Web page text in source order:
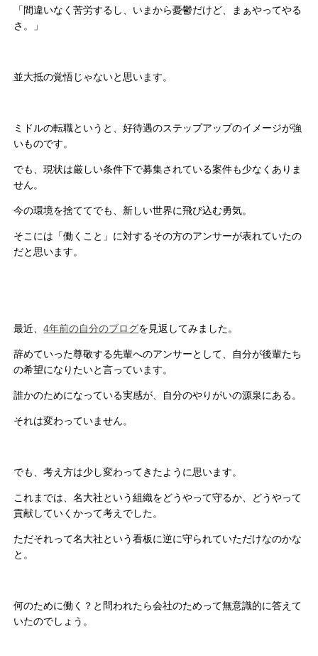
「間違いなく苦労するし、いまから憂鬱だけど、まぁやってやる
さ。」
並大抵の覚悟じゃないと思います。
ミドルの転職というと、好待遇のステップアップのイメージが強
いものです。
でも、現状は厳しい条件下で募集されている案件も少なくありま
せん。
今の環境を捨ててでも、新しい世界に飛び込む勇気。
そこには「働くこと」に対するその方のアンサーが表れていたの
だと思います。
最近、4年前の自分のブログを見返してみました。
辞めていった尊敬する先輩へのアンサーとして、自分が後輩たち
の希望になりたいと言っています。
誰かのためになっている実感が、自分のやりがいの源泉にある。
それは変わっていません。
でも、考え方は少し変わってきたように思います。
これまでは、名大社という組織をどうやって守るか、どうやって
貢献していくかって考えでした。
ただそれって名大社という看板に逆に守られていただけなのかな
と。
何のために働く？と問われたら会社のためって無意識的に答えて
いたのでしょう。